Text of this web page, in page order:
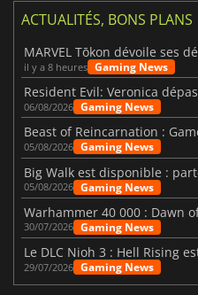
ACTUALITÉS, BONS PLANS
il y a 8 heures Gaming News
06/08/2026 Gaming News
05/08/2026 Gaming News
05/08/2026 Gaming News
30/07/2026 Gaming News
29/07/2026 Gaming News